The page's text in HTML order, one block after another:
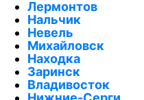
Лермонтов
Нальчик
Невель
Михайловск
Находка
Заринск
Владивосток